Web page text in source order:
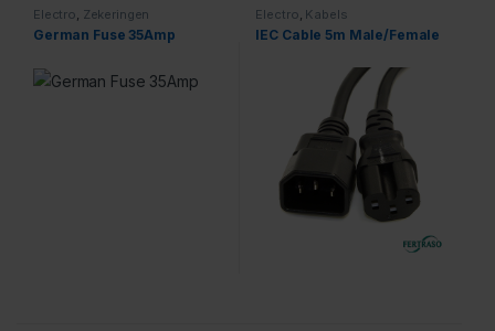
Electro Zekeringen
German Fuse 35Amp
Electro Kabels
IEC Cable 5m Male/Female